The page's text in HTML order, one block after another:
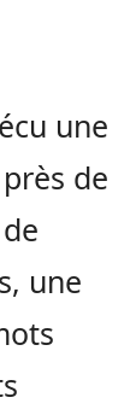
une
de
une